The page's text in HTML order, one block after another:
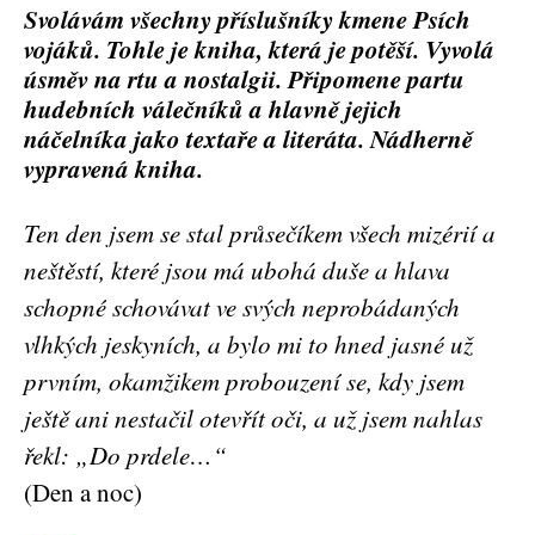
Svolávám všechny příslušníky kmene Psích
vojáků. Tohle je kniha, která je potěší. Vyvolá
úsměv na rtu a nostalgii. Připomene partu
hudebních válečníků a hlavně jejich
náčelníka jako textaře a literáta. Nádherně
vypravená kniha.
Ten den jsem se stal průsečíkem všech mizérií a
neštěstí, které jsou má ubohá duše a hlava
schopné schovávat ve svých neprobádaných
vlhkých jeskyních, a bylo mi to hned jasné už
prvním, okamžikem probouzení se, kdy jsem
ještě ani nestačil otevřít oči, a už jsem nahlas
řekl: „Do prdele…“
(Den a noc)